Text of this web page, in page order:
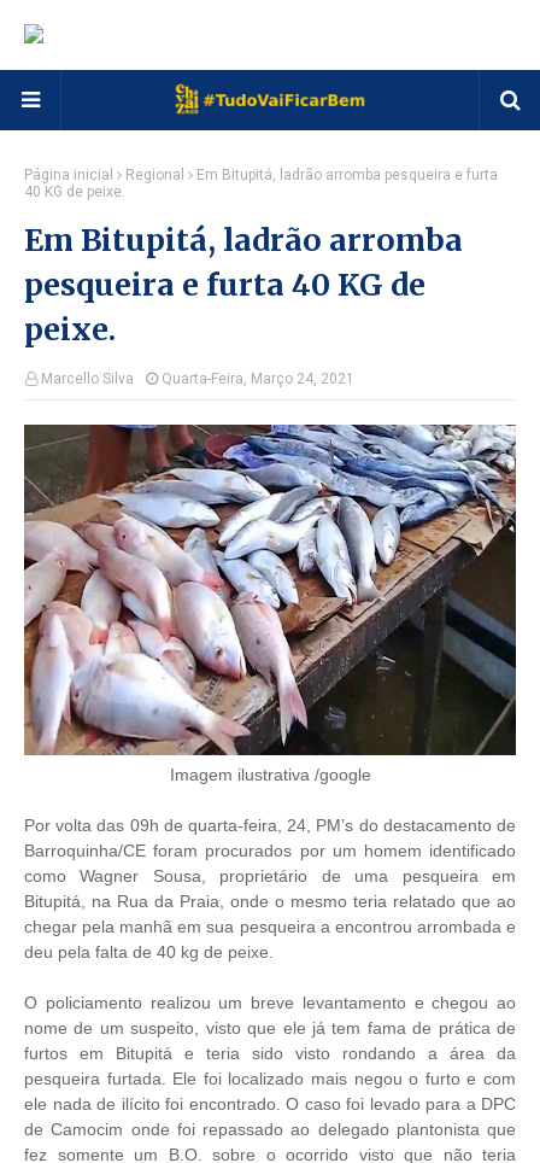
Página inicial Regional
Em Bitupitá, ladrão arromba pesqueira e furta
40 KG de peixe.
Em Bitupitá, ladrão arromba
pesqueira e furta 40 KG de
peixe.
Marcello Silva Quarta-Feira, Março 24, 2021
Imagem ilustrativa /google
Por volta das 09h de quarta-feira, 24, PM’s do destacamento de
Barroquinha/CE foram procurados por um homem identificado
como Wagner Sousa, proprietário de uma pesqueira em
Bitupitá, na Rua da Praia, onde o mesmo teria relatado que ao
chegar pela manhã em sua pesqueira a encontrou arrombada e
deu pela falta de 40 kg de peixe.
O policiamento realizou um breve levantamento e chegou ao
nome de um suspeito, visto que ele já tem fama de prática de
furtos em Bitupitá e teria sido visto rondando a área da
pesqueira furtada. Ele foi localizado mais negou o furto e com
ele nada de ilícito foi encontrado. O caso foi levado para a DPC
de Camocim onde foi repassado ao delegado plantonista que
fez somente um B.O. sobre o ocorrido visto que não teria